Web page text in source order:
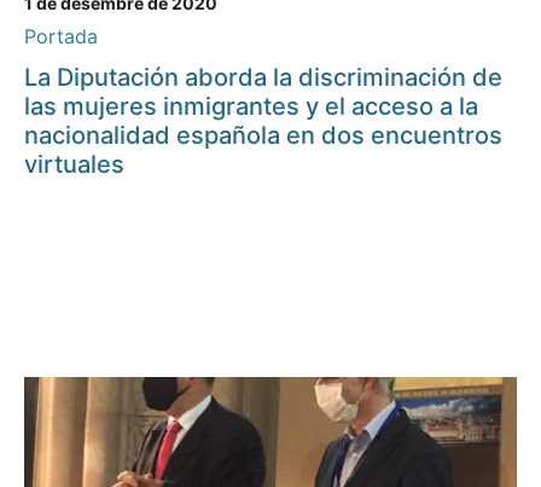
Portada
La Diputación aborda la discriminación de
las mujeres inmigrantes y el acceso a la
nacionalidad española en dos encuentros
virtuales